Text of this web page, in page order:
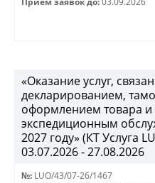
«Оказание услуг,
декларированием,
оформлением товара и
экспедиционным
2027 году» (КТ Услуга
03.07.2026 - 27.08.2026
№: LUO/43/07-26/1467